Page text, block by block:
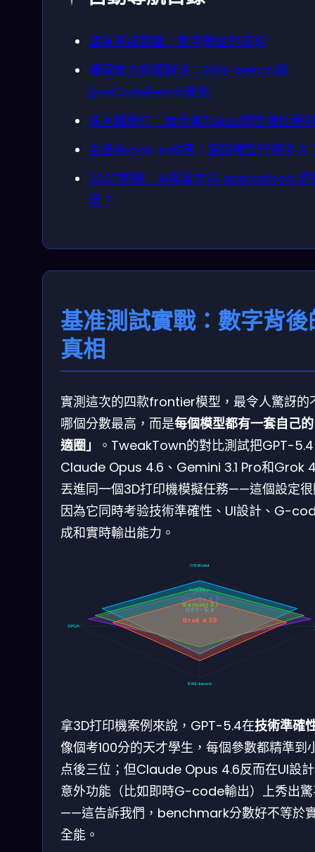
基准測試實戰：數字背後的真相
編程能力終極對決：SWE-bench與
LiveCodeBench實測
成本戰開打：每百萬Token的性價比解
生態系lock-in效應：選錯模型代價多大
2027前瞻：AI模型走向 specialised 還
用？
基准測試實戰：數字背後
真相
實測這次的四款frontier模型，最令人驚訝的
哪個分數最高，而是每個模型都有一套自己
適圈」
。TweakTown的對比測試把GPT-
Claude Opus 4.6、Gemini 3.1 Pro和Grok
丟進同一個3D打印機模擬任務——這個設定
因為它同時考验技術準確性、UI設計、G-
成和實時輸出能力。
OSWorld
SWE-bench
GPQA
Toolathlon
GPT-5.4
Claude 4.6
Gemini 3.1
Grok 4.20
拿3D打印機案例來說，GPT-5.4在技術準確
像個考100分的天才學生，每個參數都精準到
点後三位；但Claude Opus 4.6反而在UI設
意外功能（比如即時G-code輸出）上秀出
——這告訴我們，benchmark分數好不等於
全能。